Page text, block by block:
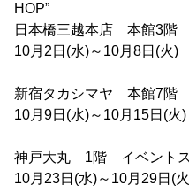
HOP”
日本橋三越本店 本館3階
10月2日(水)～10月8日(火)
新宿タカシマヤ 本館7階
10月9日(水)～10月15日(火)
神戸大丸 1階 イベント
10月23日(水)～10月29日(